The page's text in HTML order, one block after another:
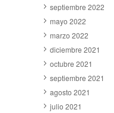
septiembre 2022
mayo 2022
marzo 2022
diciembre 2021
octubre 2021
septiembre 2021
agosto 2021
julio 2021